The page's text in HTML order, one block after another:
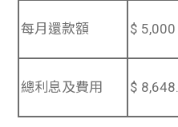
每月還款額 $ 5,000
總利息及費用 $